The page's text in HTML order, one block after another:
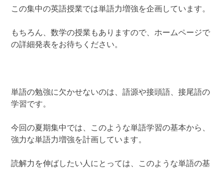
この集中の英語授業では単語力増強を企画しています。
もちろん、数学の授業もありますので、ホームページで
の詳細発表をお待ちください。
単語の勉強に欠かせないのは、語源や接頭語、接尾語の
学習です。
今回の夏期集中では、このような単語学習の基本から、
強力な単語力増強を計画しています。
読解力を伸ばしたい人にとっては、このような単語の基